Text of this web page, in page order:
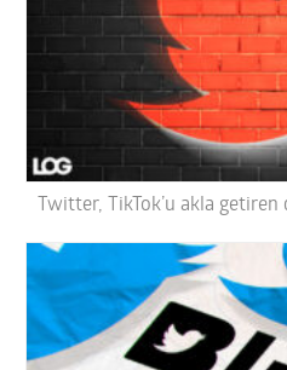
Twitter, TikTok’u akla